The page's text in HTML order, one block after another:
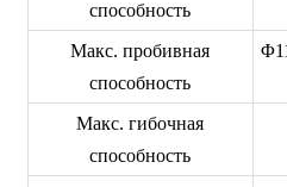
способность
Макс. пробивная
способность
Макс. гибочная
способность